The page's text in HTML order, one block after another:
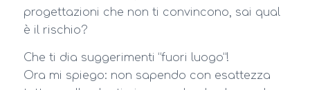
progettazioni che non ti convincono, sai qual
è il rischio?
Che ti dia suggerimenti “fuori luogo”!
Ora mi spiego: non sapendo con esattezza